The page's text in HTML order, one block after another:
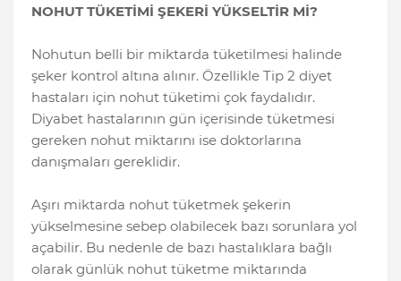
NOHUT TÜKETİMİ ŞEKERİ YÜKSELTİR Mİ?
Nohutun belli bir miktarda tüketilmesi halinde
şeker kontrol altına alınır. Özellikle Tip 2 diyet
hastaları için nohut tüketimi çok faydalıdır.
Diyabet hastalarının gün içerisinde tüketmesi
gereken nohut miktarını ise doktorlarına
danışmaları gereklidir.
Aşırı miktarda nohut tüketmek şekerin
yükselmesine sebep olabilecek bazı sorunlara yol
açabilir. Bu nedenle de bazı hastalıklara bağlı
olarak günlük nohut tüketme miktarında